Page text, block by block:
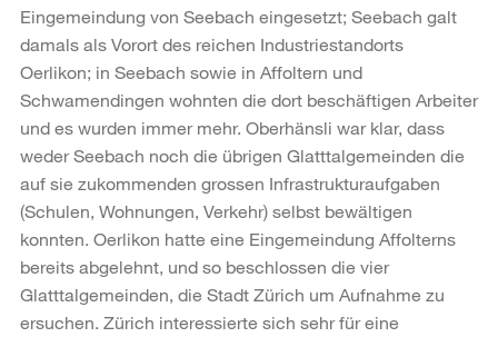
Eingemeindung von Seebach eingesetzt; Seebach galt
damals als Vorort des reichen Industriestandorts
Oerlikon; in Seebach sowie in Affoltern und
Schwamendingen wohnten die dort beschäftigen Arbeiter
und es wurden immer mehr. Oberhänsli war klar, dass
weder Seebach noch die übrigen Glatttalgemeinden die
auf sie zukommenden grossen Infrastrukturaufgaben
(Schulen, Wohnungen, Verkehr) selbst bewältigen
konnten. Oerlikon hatte eine Eingemeindung Affolterns
bereits abgelehnt, und so beschlossen die vier
Glatttalgemeinden, die Stadt Zürich um Aufnahme zu
ersuchen. Zürich interessierte sich sehr für eine